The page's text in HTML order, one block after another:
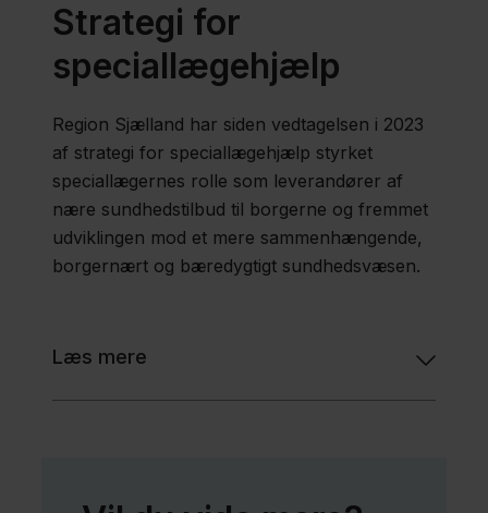
Strategi for
speciallægehjælp
Region Sjælland har siden vedtagelsen i 2023
af strategi for speciallægehjælp styrket
speciallægernes rolle som leverandører af
nære sundhedstilbud til borgerne og fremmet
udviklingen mod et mere sammenhængende,
borgernært og bæredygtigt sundhedsvæsen.
Læs mere